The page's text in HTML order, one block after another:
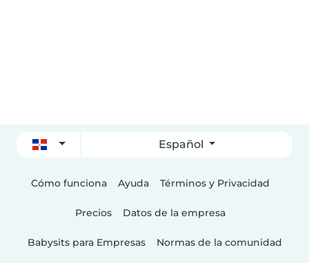
Español
Cómo funciona Ayuda Términos y Privacidad
Precios Datos de la empresa
Babysits para Empresas Normas de la comunidad